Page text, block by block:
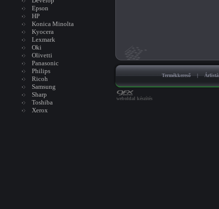
Epson
HP
Konica Minolta
Kyocera
Lexmark
Oki
Olivetti
Panasonic
Philips
Ricoh
Samsung
Sharp
Toshiba
Xerox
Termékkereső |
weboldal készítés